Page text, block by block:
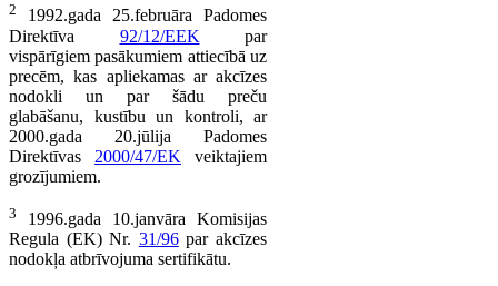
2
1992.gada 25.februāra Padomes
Direktīva 92/12/EEK par
vispārīgiem pasākumiem attiecībā uz
precēm, kas apliekamas ar akcīzes
nodokli un par šādu preču
glabāšanu, kustību un kontroli, ar
2000.gada 20.jūlija Padomes
Direktīvas 2000/47/EK veiktajiem
grozījumiem.
3
1996.gada 10.janvāra Komisijas
Regula (EK) Nr. 31/96par akcīzes
nodokļa atbrīvojuma sertifikātu.